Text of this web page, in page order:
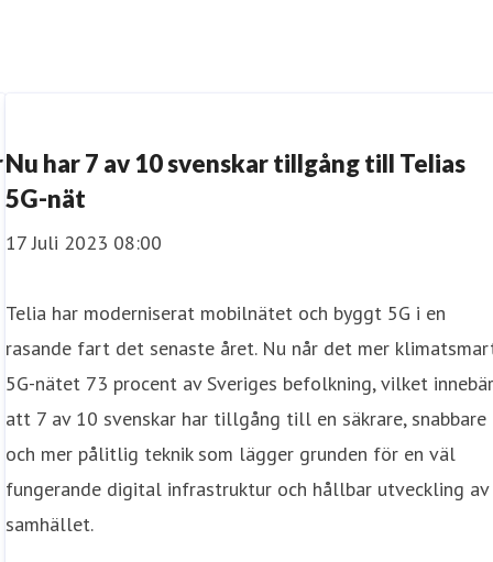
Nu har 7 av 10 svenskar tillgång till Telias
5G-nät
17 Juli 2023 08:00
Telia har moderniserat mobilnätet och byggt 5G i en
rasande fart det senaste året. Nu når det mer
5G-nätet 73 procent av Sveriges befolkning, vilket
att 7 av 10 svenskar har tillgång till en säkrare, snabbare
och mer pålitlig teknik som lägger grunden för en väl
fungerande digital infrastruktur och hållbar utveckling av
samhället.